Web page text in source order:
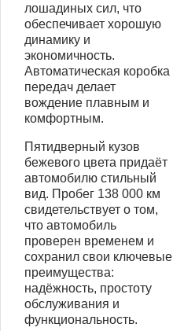
лошадиных сил, что
обеспечивает хорошую
динамику и
экономичность.
Автоматическая коробка
передач делает
вождение плавным и
комфортным.
Пятидверный кузов
бежевого цвета придаёт
автомобилю стильный
вид. Пробег 138 000 км
свидетельствует о том,
что автомобиль
проверен временем и
сохранил свои ключевые
преимущества:
надёжность, простоту
обслуживания и
функциональность.